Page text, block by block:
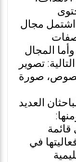
مجال
صفات
المجال
تصوير
صورة
العديد
في